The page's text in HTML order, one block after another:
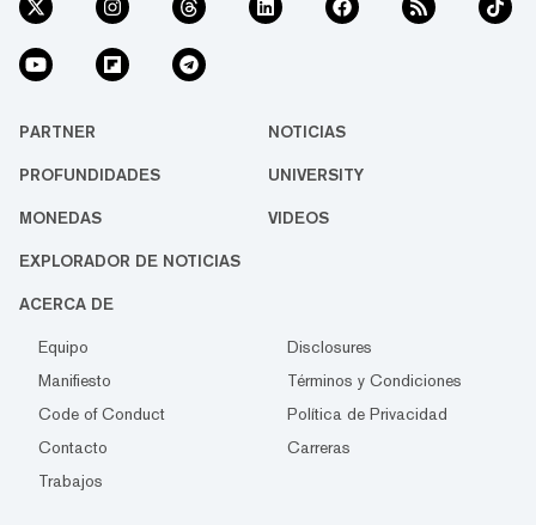
PARTNER NOTICIAS
PROFUNDIDADES UNIVERSITY
MONEDAS VIDEOS
EXPLORADOR DE NOTICIAS
ACERCA DE
Equipo
Disclosures
Manifiesto
Términos y Condiciones
Code of Conduct
Política de Privacidad
Contacto
Carreras
Trabajos